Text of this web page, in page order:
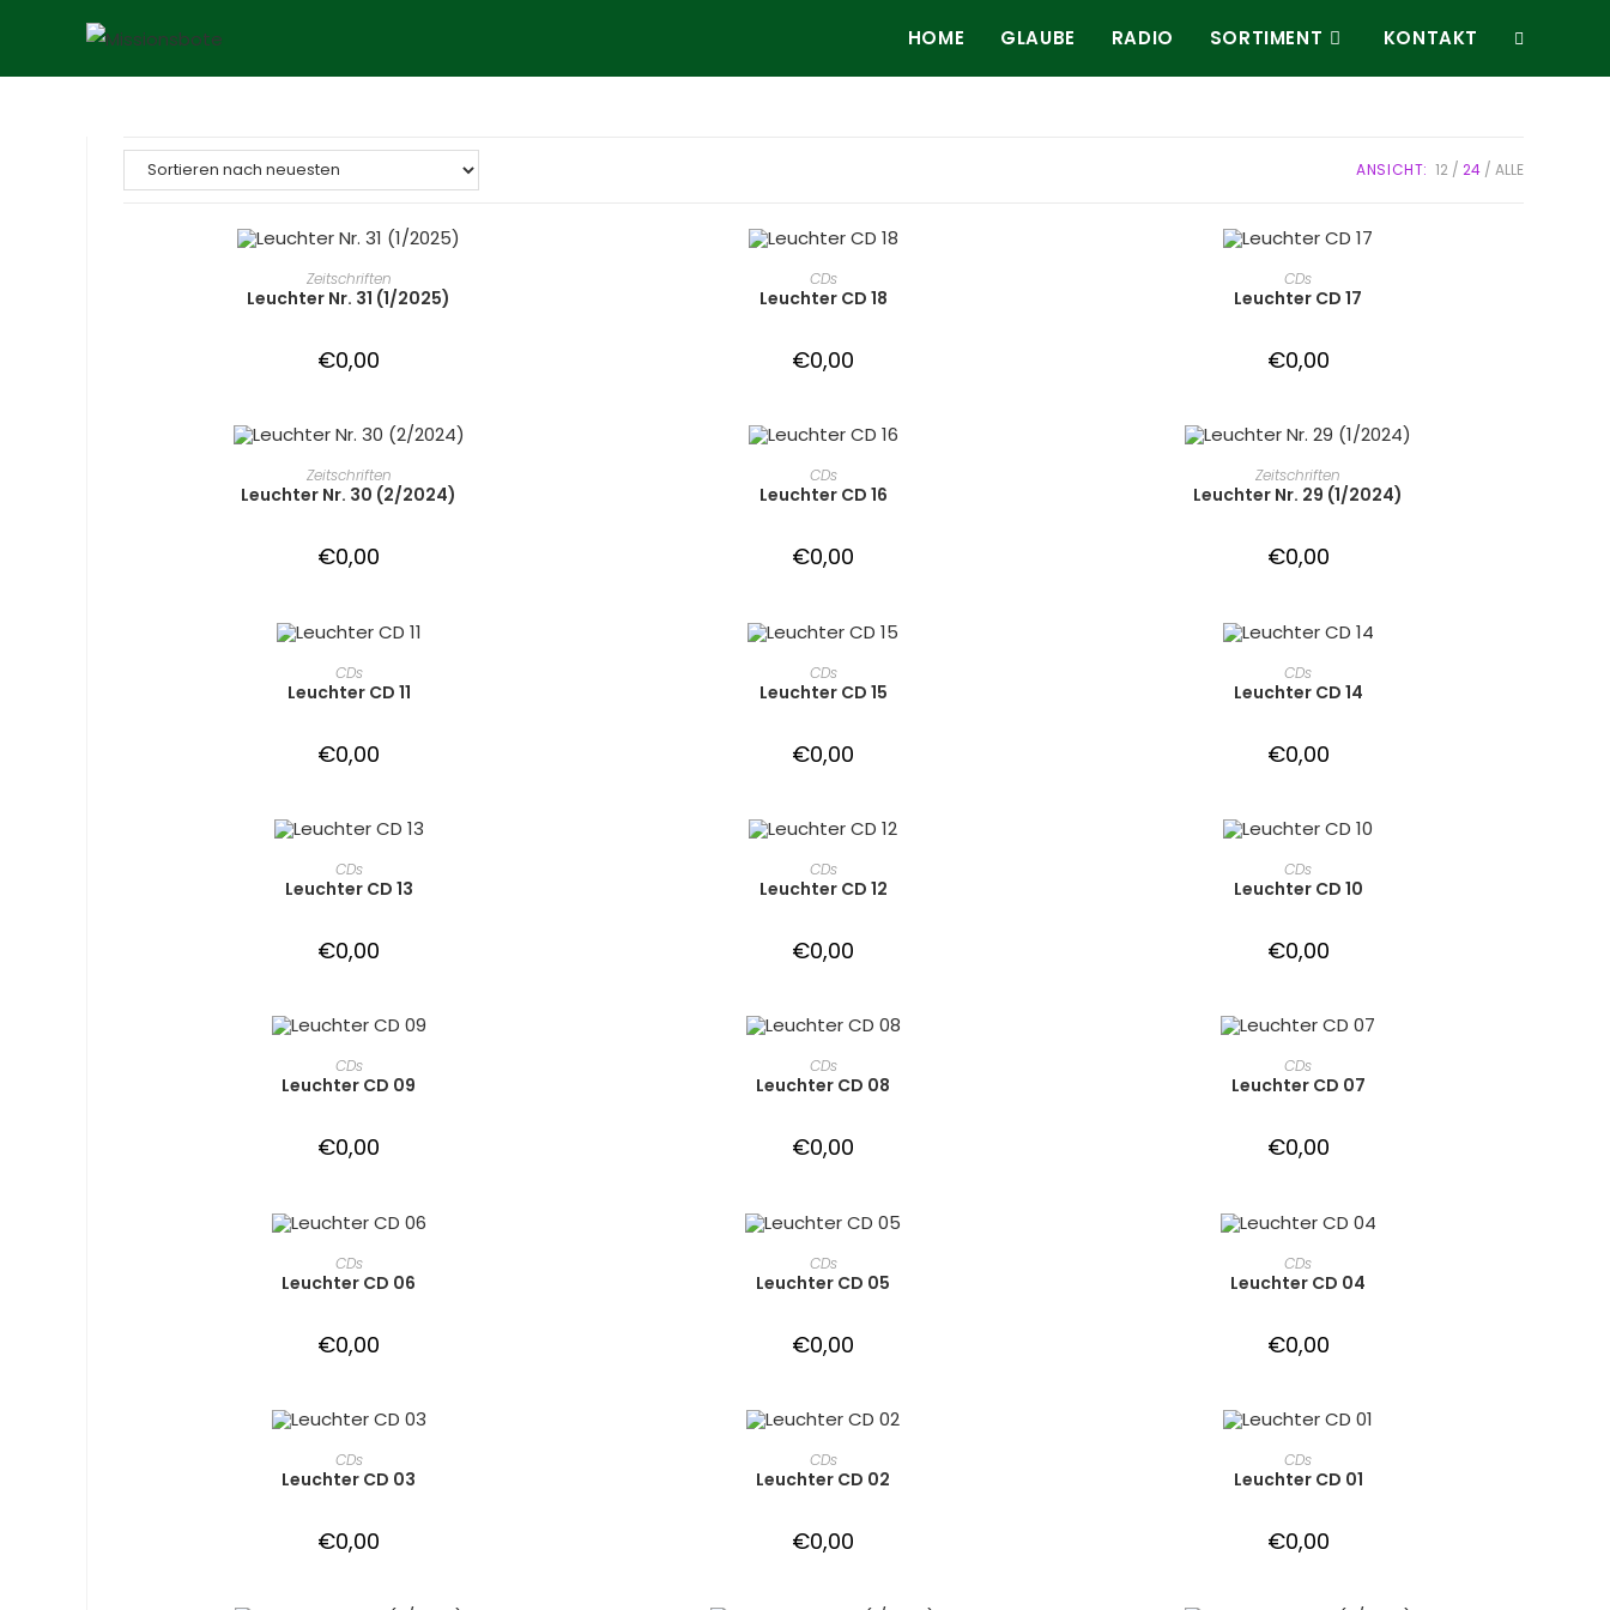
springen
HOME GLAUBE RADIO SORTIMENT KONTAKT
ANSICHT: 12 24 ALLE
IN DEN WARENKORB
Zeitschriften
Leuchter Nr. 31 (1/2025)
€0,00
IN DEN WARENKORB
CDs
Leuchter CD 18
€0,00
IN DEN WARENKORB
CDs
Leuchter CD 17
€0,00
IN DEN WARENKORB
Zeitschriften
Leuchter Nr. 30 (2/2024)
€0,00
IN DEN WARENKORB
CDs
Leuchter CD 16
€0,00
IN DEN WARENKORB
Zeitschriften
Leuchter Nr. 29 (1/2024)
€0,00
IN DEN WARENKORB
CDs
Leuchter CD 11
€0,00
IN DEN WARENKORB
CDs
Leuchter CD 15
€0,00
IN DEN WARENKORB
CDs
Leuchter CD 14
€0,00
IN DEN WARENKORB
CDs
Leuchter CD 13
€0,00
IN DEN WARENKORB
CDs
Leuchter CD 12
€0,00
IN DEN WARENKORB
CDs
Leuchter CD 10
€0,00
IN DEN WARENKORB
CDs
Leuchter CD 09
€0,00
IN DEN WARENKORB
CDs
Leuchter CD 08
€0,00
IN DEN WARENKORB
CDs
Leuchter CD 07
€0,00
IN DEN WARENKORB
CDs
Leuchter CD 06
€0,00
IN DEN WARENKORB
CDs
Leuchter CD 05
€0,00
IN DEN WARENKORB
CDs
Leuchter CD 04
€0,00
IN DEN WARENKORB
CDs
Leuchter CD 03
€0,00
IN DEN WARENKORB
CDs
Leuchter CD 02
€0,00
IN DEN WARENKORB
CDs
Leuchter CD 01
€0,00